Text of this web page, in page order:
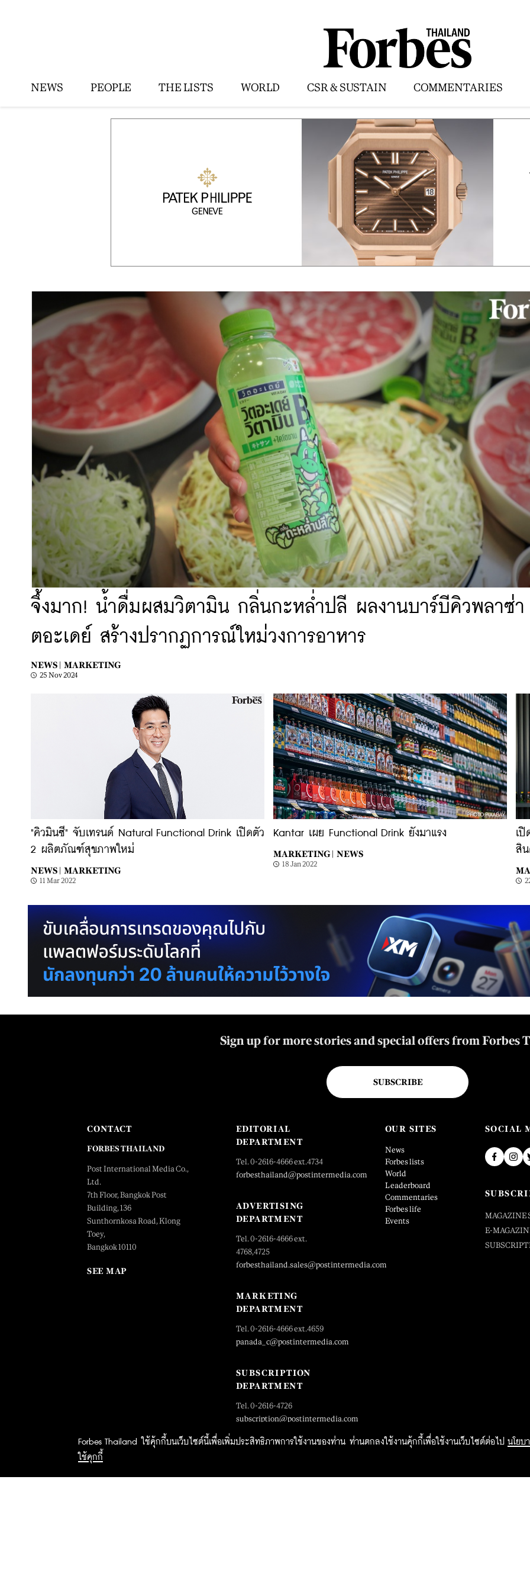
NEWS PEOPLE THE LISTS WORLD CSR & SUSTAIN COMMENTARIES
จึ้งมาก! น้ำดื่มผสมวิตามิน กลิ่นกะหล่ำปลี ผลงานบาร์บีคิวพลาซ่
ตอะเดย์ สร้างปรากฏการณ์ใหม่วงการอาหาร
NEWS | MARKETING
25 Nov 2024
"คิวมินซี" จับเทรนด์ Natural Functional Drink เปิดตัว
2 ผลิตภัณฑ์สุขภาพใหม่
NEWS | MARKETING
11 Mar 2022
Kantar เผย Functional Drink ยังมาแรง
MARKETING | NEWS
18 Jan 2022
เ
สิน
Forbes Thailand ใช้คุ้กกี้บนเว็บไซต์นี้เพื่อเพิ่มประสิทธิภาพการใช้งานของท่าน ท่านตกลงใช้งานคุ้กกี้เพื่อใช้งานเว็บไซต์ต่อไป
นโยบ
ใช้คุกกี้
Sign up for more stories and special offers from Forbes
SUBSCRIBE
CONTACT
FORBES THAILAND
Post International Media Co.,
Ltd.
7th Floor, Bangkok Post
Building, 136
Sunthornkosa Road, Klong
Toey,
Bangkok 10110
SEE MAP
EDITORIAL
DEPARTMENT
Tel. 0-2616-4666 ext.4734
forbesthailand@postintermedia.com
ADVERTISING
DEPARTMENT
Tel. 0-2616-4666 ext.
4768,4725
forbesthailand.sales@postintermedia.com
MARKETING
DEPARTMENT
Tel. 0-2616-4666 ext.4659
panada_c@postintermedia.com
SUBSCRIPTION
DEPARTMENT
Tel. 0-2616-4726
subscription@postintermedia.com
OUR SITES
News
Forbes lists
World
Leaderboard
Commentaries
Forbes life
Events
SOCIAL
MAGAZINE
E-